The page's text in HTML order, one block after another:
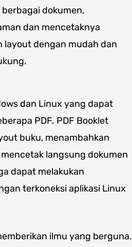
dokumen,
dan mencetaknya
layout dengan mudah dan
dan Linux yang dapat
PDF. PDF Booklet
buku, menambahkan
langsung dokumen
dapat melakukan
terkoneksi aplikasi Linux
ilmu yang berguna.